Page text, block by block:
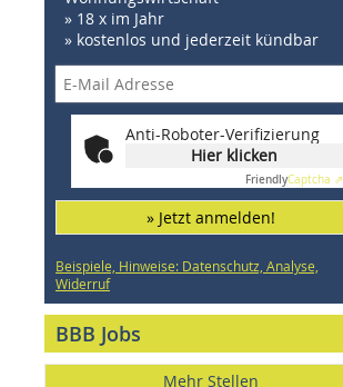
» 18 x im Jahr
» kostenlos und jederzeit kündbar
Anti-Roboter-Verifizierung
Hier klicken
FriendlyCaptcha ⇗
» Jetzt anmelden!
Beispiele, Hinweise: Datenschutz, Analyse,
Widerruf
BBB Jobs
Mehr Stellen